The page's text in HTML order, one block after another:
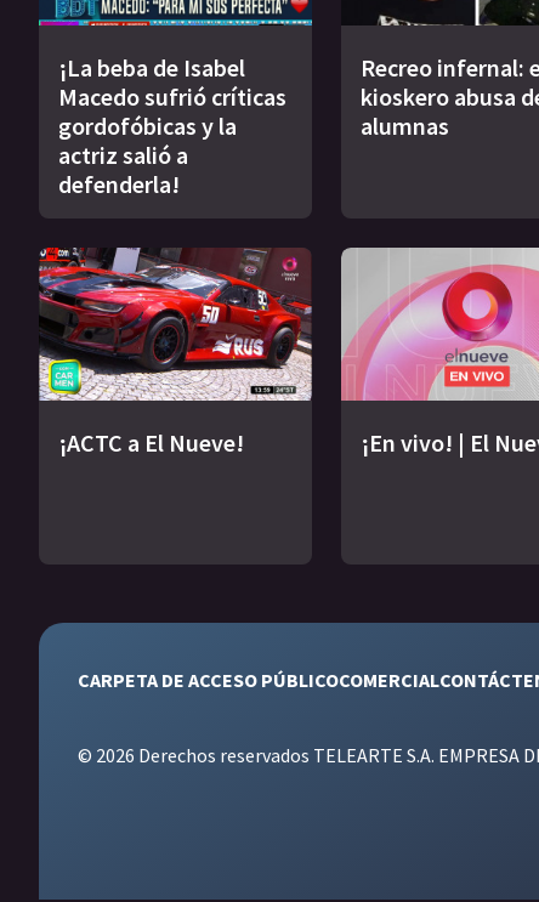
¡La beba de Isabel
Macedo sufrió críticas
gordofóbicas y la
actriz salió a
defenderla!
Recreo infernal:
kioskero abusa
alumnas
¡ACTC a El Nueve! ¡En vivo! | El
CARPETA DE ACCESO PÚBLICOCOMERCIAL
© 2026 Derechos reservados TELEARTE S.A. EMPRESA